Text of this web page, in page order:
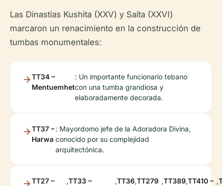
Las Dinastías Kushita (XXV) y Saíta (XXVI)
marcaron un renacimiento en la construcción de
tumbas monumentales:
TT34 –
Mentuemhet
: Un importante funcionario tebano
con una tumba grandiosa y
elaboradamente decorada.
TT37 –
Harwa
: Mayordomo jefe de la Adoradora Divina,
conocido por su complejidad
arquitectónica.
TT27 –
,TT33 –
,TT36,TT279 ,TT389,TT410 – ,